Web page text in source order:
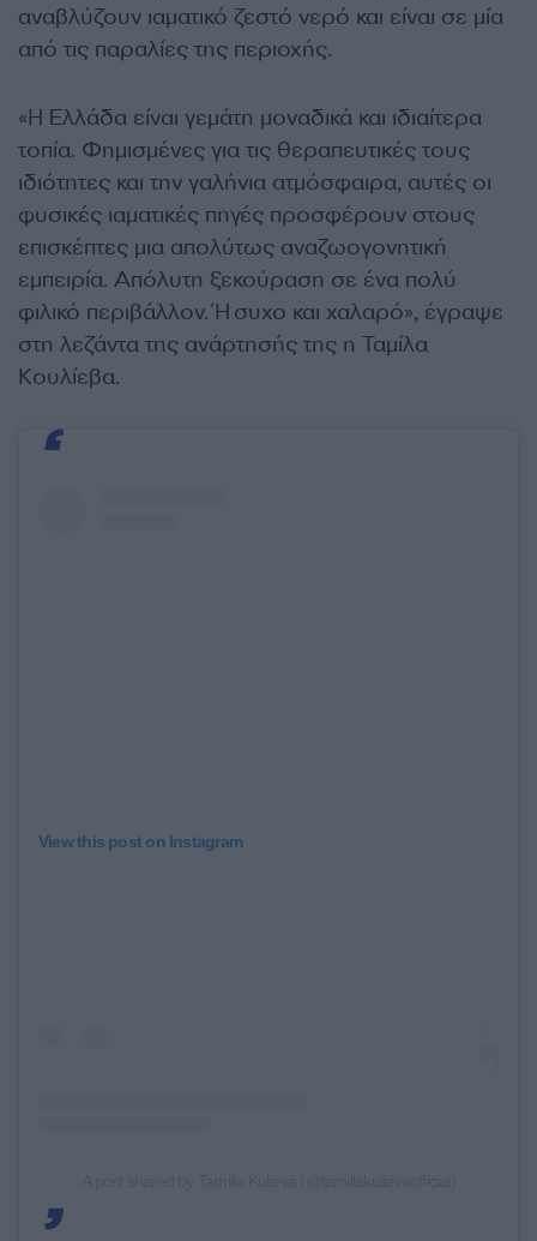
αναβλύζουν ιαματικό ζεστό νερό και είναι σε μία
από τις παραλίες της περιοχής.
«Η Ελλάδα είναι γεμάτη μοναδικά και ιδιαίτερα
τοπία. Φημισμένες για τις θεραπευτικές τους
ιδιότητες και την γαλήνια ατμόσφαιρα, αυτές οι
φυσικές ιαματικές πηγές προσφέρουν στους
επισκέπτες μια απολύτως αναζωογονητική
εμπειρία. Απόλυτη ξεκούραση σε ένα πολύ
φιλικό περιβάλλον. Ήσυχο και χαλαρό», έγραψε
στη λεζάντα της ανάρτησής της η Ταμίλα
Κουλίεβα.
View this post on Instagram